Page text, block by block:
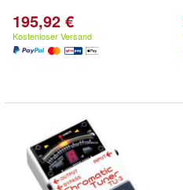
195,92 €
Kostenloser Versand